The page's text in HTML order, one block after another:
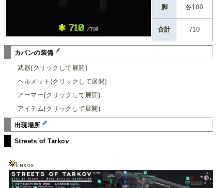
脚 各100
合計 710
カバンの装備
武器(クリックして展開)
ヘルメット(クリックして展開)
アーマー(クリックして展開)
アイテム(クリックして展開)
出現場所
Streets of Tarkov
Lexos